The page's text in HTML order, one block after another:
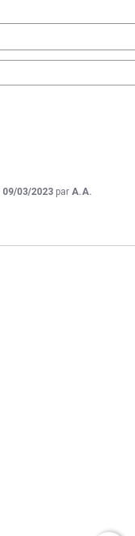
09/03/2023 par A.A.